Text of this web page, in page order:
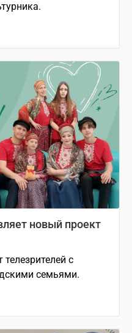
новый проект
с
семьями.